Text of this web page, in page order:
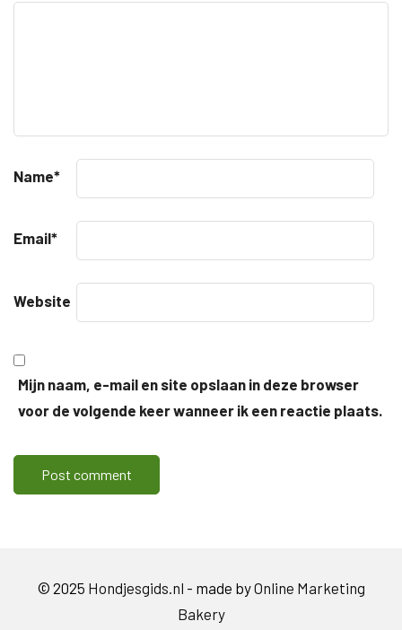
Name*
Email*
Website
Mijn naam, e-mail en site opslaan in deze browser
voor de volgende keer wanneer ik een reactie plaats.
© 2025 Hondjesgids.nl - made byOnline Marketing
Bakery